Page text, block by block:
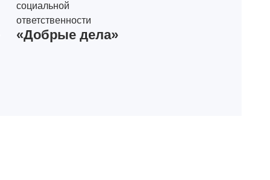
социальной
ответственности
«Добрые дела»